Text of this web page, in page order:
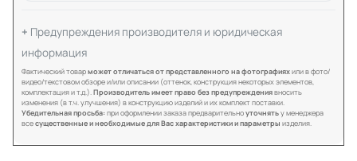
Предупреждения производителя и юридическая
информация
Фактический товарможет отличаться от представленного на фотографияхили в фото/
видео/текстовом обзоре и/или описании (оттенок, конструкция некоторых элементов,
комплектация и т.д.).Производитель имеет право без предупреждениявносить
изменения (в т.ч. улучшения) в конструкцию изделий и их комплект поставки.
Убедительная просьба: при оформлении заказа предварительноуточнятьу менеджера
всесущественные и необходимые для Вас характеристики и параметры изделия.